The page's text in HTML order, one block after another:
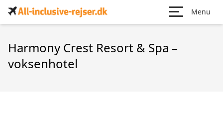
Menu
Harmony Crest Resort & Spa –
voksenhotel